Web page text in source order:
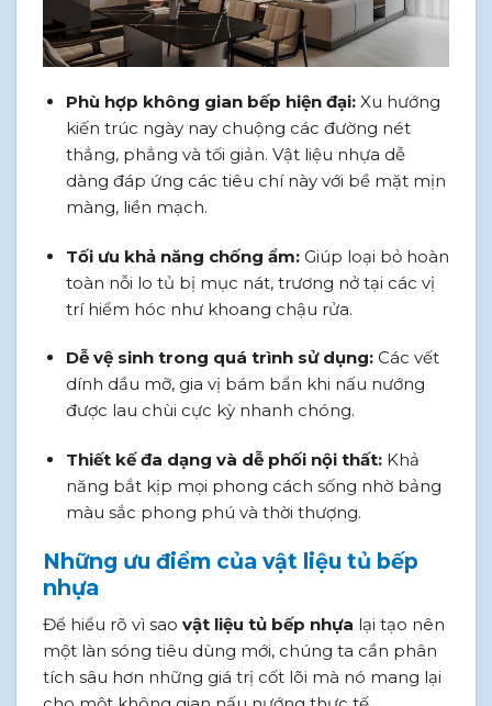
Phù hợp không gian bếp hiện đại:Xu hướng
kiến trúc ngày nay chuộng các đường nét
thẳng, phẳng và tối giản. Vật liệu nhựa dễ
dàng đáp ứng các tiêu chí này với bề mặt mịn
màng, liền mạch.
Tối ưu khả năng chống ẩm:Giúp loại bỏ hoàn
toàn nỗi lo tủ bị mục nát, trương nở tại các vị
trí hiểm hóc như khoang chậu rửa.
Dễ vệ sinh trong quá trình sử dụng:Các vết
dính dầu mỡ, gia vị bám bẩn khi nấu nướng
được lau chùi cực kỳ nhanh chóng.
Thiết kế đa dạng và dễ phối nội thất:Khả
năng bắt kịp mọi phong cách sống nhờ bảng
màu sắc phong phú và thời thượng.
Những ưu điểm của vật liệu tủ bếp
nhựa
Để hiểu rõ vì sao vật liệu tủ bếp nhựa lại tạo nên
một làn sóng tiêu dùng mới, chúng ta cần phân
tích sâu hơn những giá trị cốt lõi mà nó mang lại